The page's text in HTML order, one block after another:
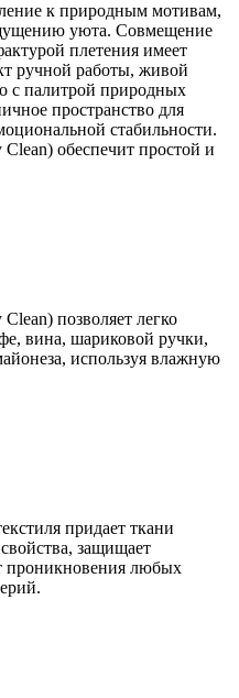
к природным мотивам,
уюта. Совмещение
плетения имеет
ручной работы, живой
с палитрой природных
пространство для
стабильности.
обеспечит простой и
позволяет легко
вина, шариковой ручки,
используя влажную
придает ткани
защищает
проникновения любых